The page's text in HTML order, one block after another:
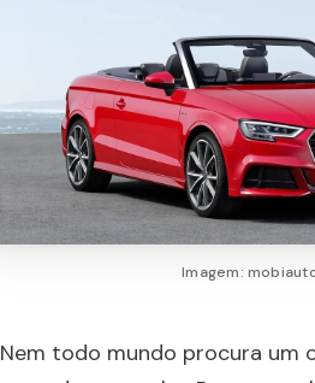
Imagem:
Nem todo mundo procura um